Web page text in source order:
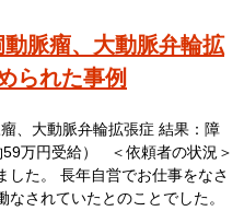
動脈瘤、大動脈弁輪拡
られた事例
、大動脈弁輪拡張症 結果：障
万円受給） ＜依頼者の状況＞
した。 長年自営でお仕事をなさ
されていたとのことでした。